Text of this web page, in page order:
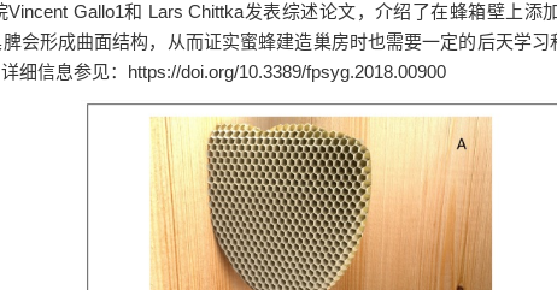
Vincent Gallo1和 Lars Chittka发表综述论文，介绍了在蜂箱壁上添
会形成曲面结构，从而证实蜜蜂建造巢房时也需要一定的后天学
细信息参见： https://doi.org/10.3389/fpsyg.2018.00900